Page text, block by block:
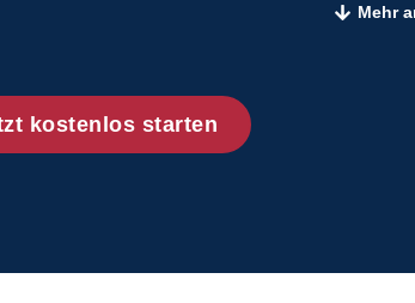
BI-
Mehr
kostenlos starten